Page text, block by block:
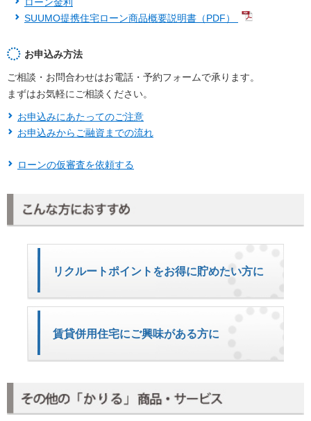
ローン金利
SUUMO提携住宅ローン商品概要説明書（PDF）
お申込み方法
ご相談・お問合わせはお電話・予約フォームで承ります。
まずはお気軽にご相談ください。
お申込みにあたってのご注意
お申込みからご融資までの流れ
ローンの仮審査を依頼する
リクルートポイントをお得に貯めたい方に
賃貸併用住宅にご興味がある方に